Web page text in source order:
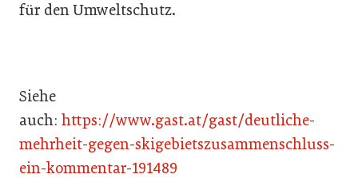
für den Umweltschutz.
Siehe
auch: https://www.gast.at/gast/deutliche-
mehrheit-gegen-skigebietszusammenschluss-
ein-kommentar-191489